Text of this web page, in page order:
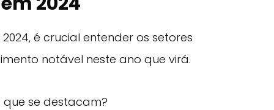
é crucial entender os setores
notável neste ano que virá.
se destacam?